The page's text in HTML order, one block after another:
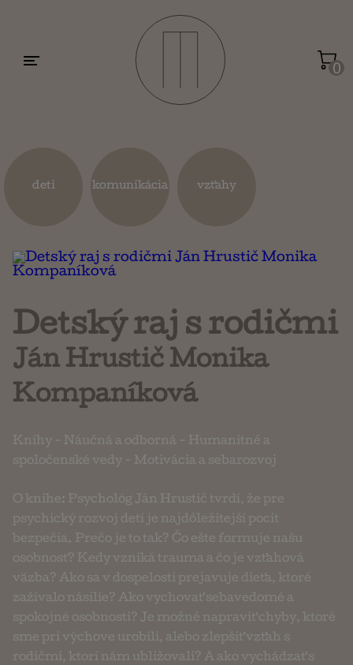
0
Náboženstvo a ezoterika
deti komunikácia vzťahy
Detský raj s rodičmi
Ján Hrustič Monika
Kompaníková
Knihy - Náučná a odborná - Humanitné a
spoločenské vedy - Motivácia a sebarozvoj
O knihe: Psychológ Ján Hrustič tvrdí, že pre
psychický rozvoj detí je najdôležitejší pocit
bezpečia. Prečo je to tak? Čo ešte formuje našu
osobnosť? Kedy vzniká trauma a čo je vzťahová
väzba? Ako sa v dospelosti prejavuje dieťa, ktoré
zažívalo násilie? Ako vychovať sebavedomé a
spokojné osobnosti? Je možné napraviť chyby, ktoré
sme pri výchove urobili, alebo zlepšiť vzťah s
rodičmi, ktorí nám ubližovali? A ako vychádzať s